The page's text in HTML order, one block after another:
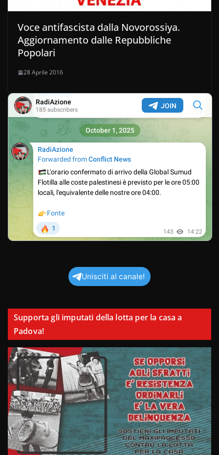
Voce antifascista dalla Novorossiya.
Aggiornamento dalle Repubbliche
Popolari
28 Aprile 2016
Unisciti al canale!
Supporta gli imputati della lotta per la casa a
Padova!